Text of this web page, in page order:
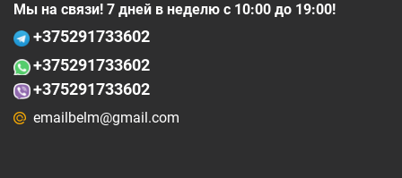
Мы на связи! 7 дней в неделю с 10:00 до 19:00!
+375291733602
+375291733602
+375291733602
emailbelm@gmail.com